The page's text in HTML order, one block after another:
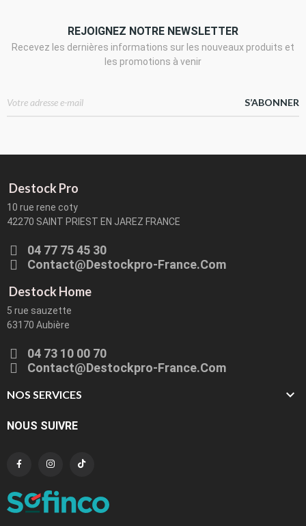
REJOIGNEZ NOTRE NEWSLETTER
Recevez les dernières informations sur les nouveaux produits et
les promotions à venir
S’ABONNER
Destock Pro
10 rue rene coty
42270 SAINT PRIEST EN JAREZ FRANCE
04 77 75 45 30
Contact@destockpro-France.com
Destock Home
5 rue sauzette
63170 Aubière
04 73 10 00 70
Contact@destockpro-France.com
NOS SERVICES 
NOUS SUIVRE